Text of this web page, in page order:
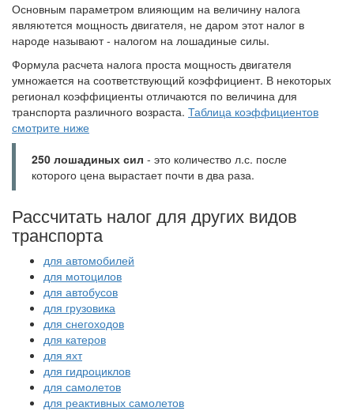
Основным параметром влияющим на величину налога
являютется мощность двигателя, не даром этот налог в
народе называют - налогом на лошадиные силы.
Формула расчета налога проста мощность двигателя
умножается на соответствующий коэффициент. В некоторых
регионал коэффициенты отличаются по величина для
транспорта различного возраста. Таблица коэффициентов
смотрите ниже
250 лошадиных сил - это количество л.с. после
которого цена вырастает почти в два раза.
Рассчитать налог для других видов
транспорта
для автомобилей
для мотоцилов
для автобусов
для грузовика
для снегоходов
для катеров
для яхт
для гидроциклов
для самолетов
для реактивных самолетов